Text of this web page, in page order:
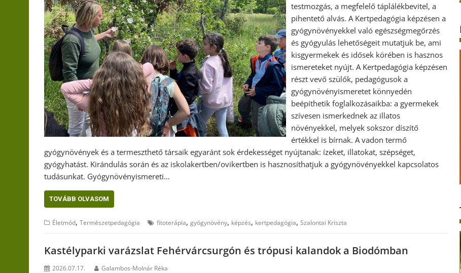
testmozgás, a megfelelő táplálékbevitel, a
pihentető alvás. A Kertpedagógia képzésen a
gyógynövényekkel való egészségmegőrzés
és gyógyulás lehetőségeit mutatjuk be, ami
kisgyermekek és idősek körében is hasznos
ismereteket nyújt. A Kertpedagógia képzésen
részt vevő szülők, pedagógusok a
gyógynövényismeretet könnyedén
beépíthetik foglalkozásaikba: a gyermekek
szívesen ismerkednek az illatos
növényekkel, melyek sokszor díszítő
értékkel is bírnak. A vadon termő
gyógynövények és a termeszthető társaik egyaránt sok érdekességet nyújtanak: ízeket, illatokat, szépséget,
gyógyhatást. Kirándulás során és az iskolakertben/ovikertben is hasznosíthatjuk a gyógynövényekkel kapcsolatos
tudásunkat. Gyógynövényismereti…
TOVÁBB OLVASOM
Életmód, Természetpedagógia fitoterápia, gyógynövény, képzés, kertpedagógia, Szalontai Kriszta
Kastélyparki varázslat Fehérvárcsurgón és trópusi kalandok a Biodómban
2026.07.17. Galambos-Molnár Réka